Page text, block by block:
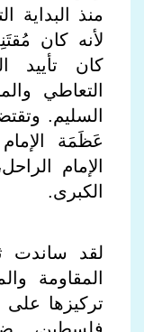
منذ البداية
لأنه كان
كان تأييد
التعاطي
السليم.
عَظَمَة
الإمام
الكبرى.
لقد ساندت
المقاومة
تركيزها